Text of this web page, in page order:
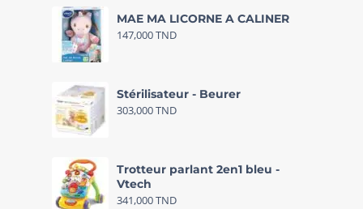
MAE MA LICORNE A CALINER
147,000TND
Stérilisateur - Beurer
303,000TND
Trotteur parlant 2en1 bleu -
Vtech
341,000TND